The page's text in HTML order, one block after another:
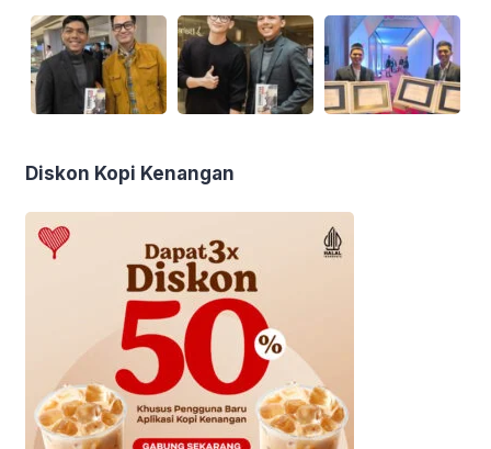
Diskon Kopi Kenangan